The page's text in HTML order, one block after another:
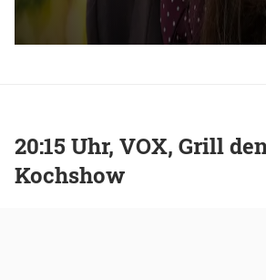
20:15 Uhr, VOX, Grill
Kochshow